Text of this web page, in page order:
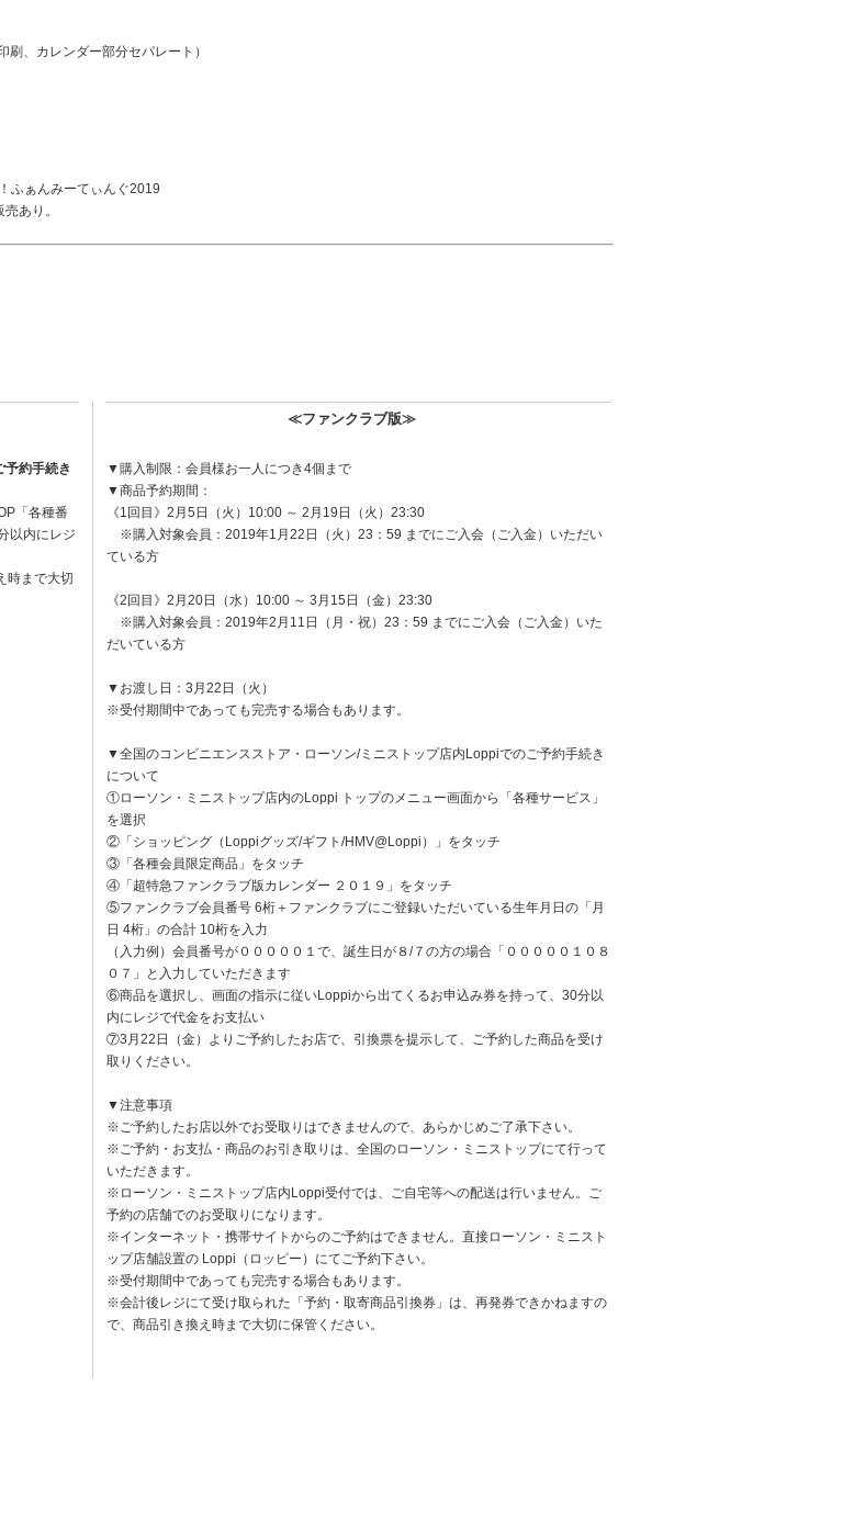
、カレンダー部分セパレート）
ふぁんみーてぃんぐ2019
あり。
予約手続き
「各種番
以内にレジ
時まで大切
≪ファンクラブ版≫
▼購入制限：会員様お一人につき4個まで
▼商品予約期間：
《1回目》2月5日（火）10:00 ～ 2月19日（火）23:30
※購入対象会員：2019年1月22日（火）23：59 までにご入会（ご入金）いただい
ている方
《2回目》2月20日（水）10:00 ～ 3月15日（金）23:30
※購入対象会員：2019年2月11日（月・祝）23：59 までにご入会（ご入金）いた
だいている方
▼お渡し日：3月22日（火）
※受付期間中であっても完売する場合もあります。
▼全国のコンビニエンスストア・ローソン/ミニストップ店内Loppiでのご予約手続き
について
①ローソン・ミニストップ店内のLoppi トップのメニュー画面から「各種サービス」
を選択
②「ショッピング（Loppiグッズ/ギフト/HMV@Loppi）」をタッチ
③「各種会員限定商品」をタッチ
④「超特急ファンクラブ版カレンダー ２０１９」をタッチ
⑤ファンクラブ会員番号 6桁＋ファンクラブにご登録いただいている生年月日の「月
日 4桁」の合計 10桁を入力
（入力例）会員番号が０００００１で、誕生日が８/７の方の場合「０００００１０８
０７」と入力していただきます
⑥商品を選択し、画面の指示に従いLoppiから出てくるお申込み券を持って、30分以
内にレジで代金をお支払い
⑦3月22日（金）よりご予約したお店で、引換票を提示して、ご予約した商品を受け
取りください。
▼注意事項
※ご予約したお店以外でお受取りはできませんので、あらかじめご了承下さい。
※ご予約・お支払・商品のお引き取りは、全国のローソン・ミニストップにて行って
いただきます。
※ローソン・ミニストップ店内Loppi受付では、ご自宅等への配送は行いません。ご
予約の店舗でのお受取りになります。
※インターネット・携帯サイトからのご予約はできません。直接ローソン・ミニスト
ップ店舗設置の Loppi（ロッピー）にてご予約下さい。
※受付期間中であっても完売する場合もあります。
※会計後レジにて受け取られた「予約・取寄商品引換券」は、再発券できかねますの
で、商品引き換え時まで大切に保管ください。